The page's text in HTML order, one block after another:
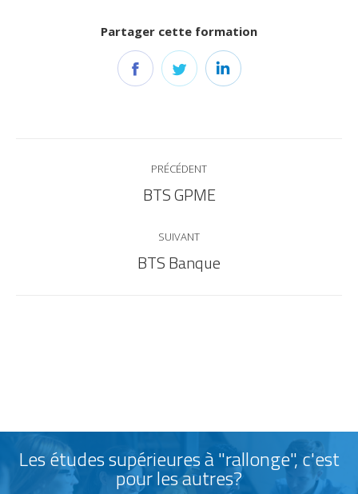
Partager cette formation
PRÉCÉDENT
BTS GPME
SUIVANT
BTS Banque
Les études supérieures à "rallonge", c'est
pour les autres?